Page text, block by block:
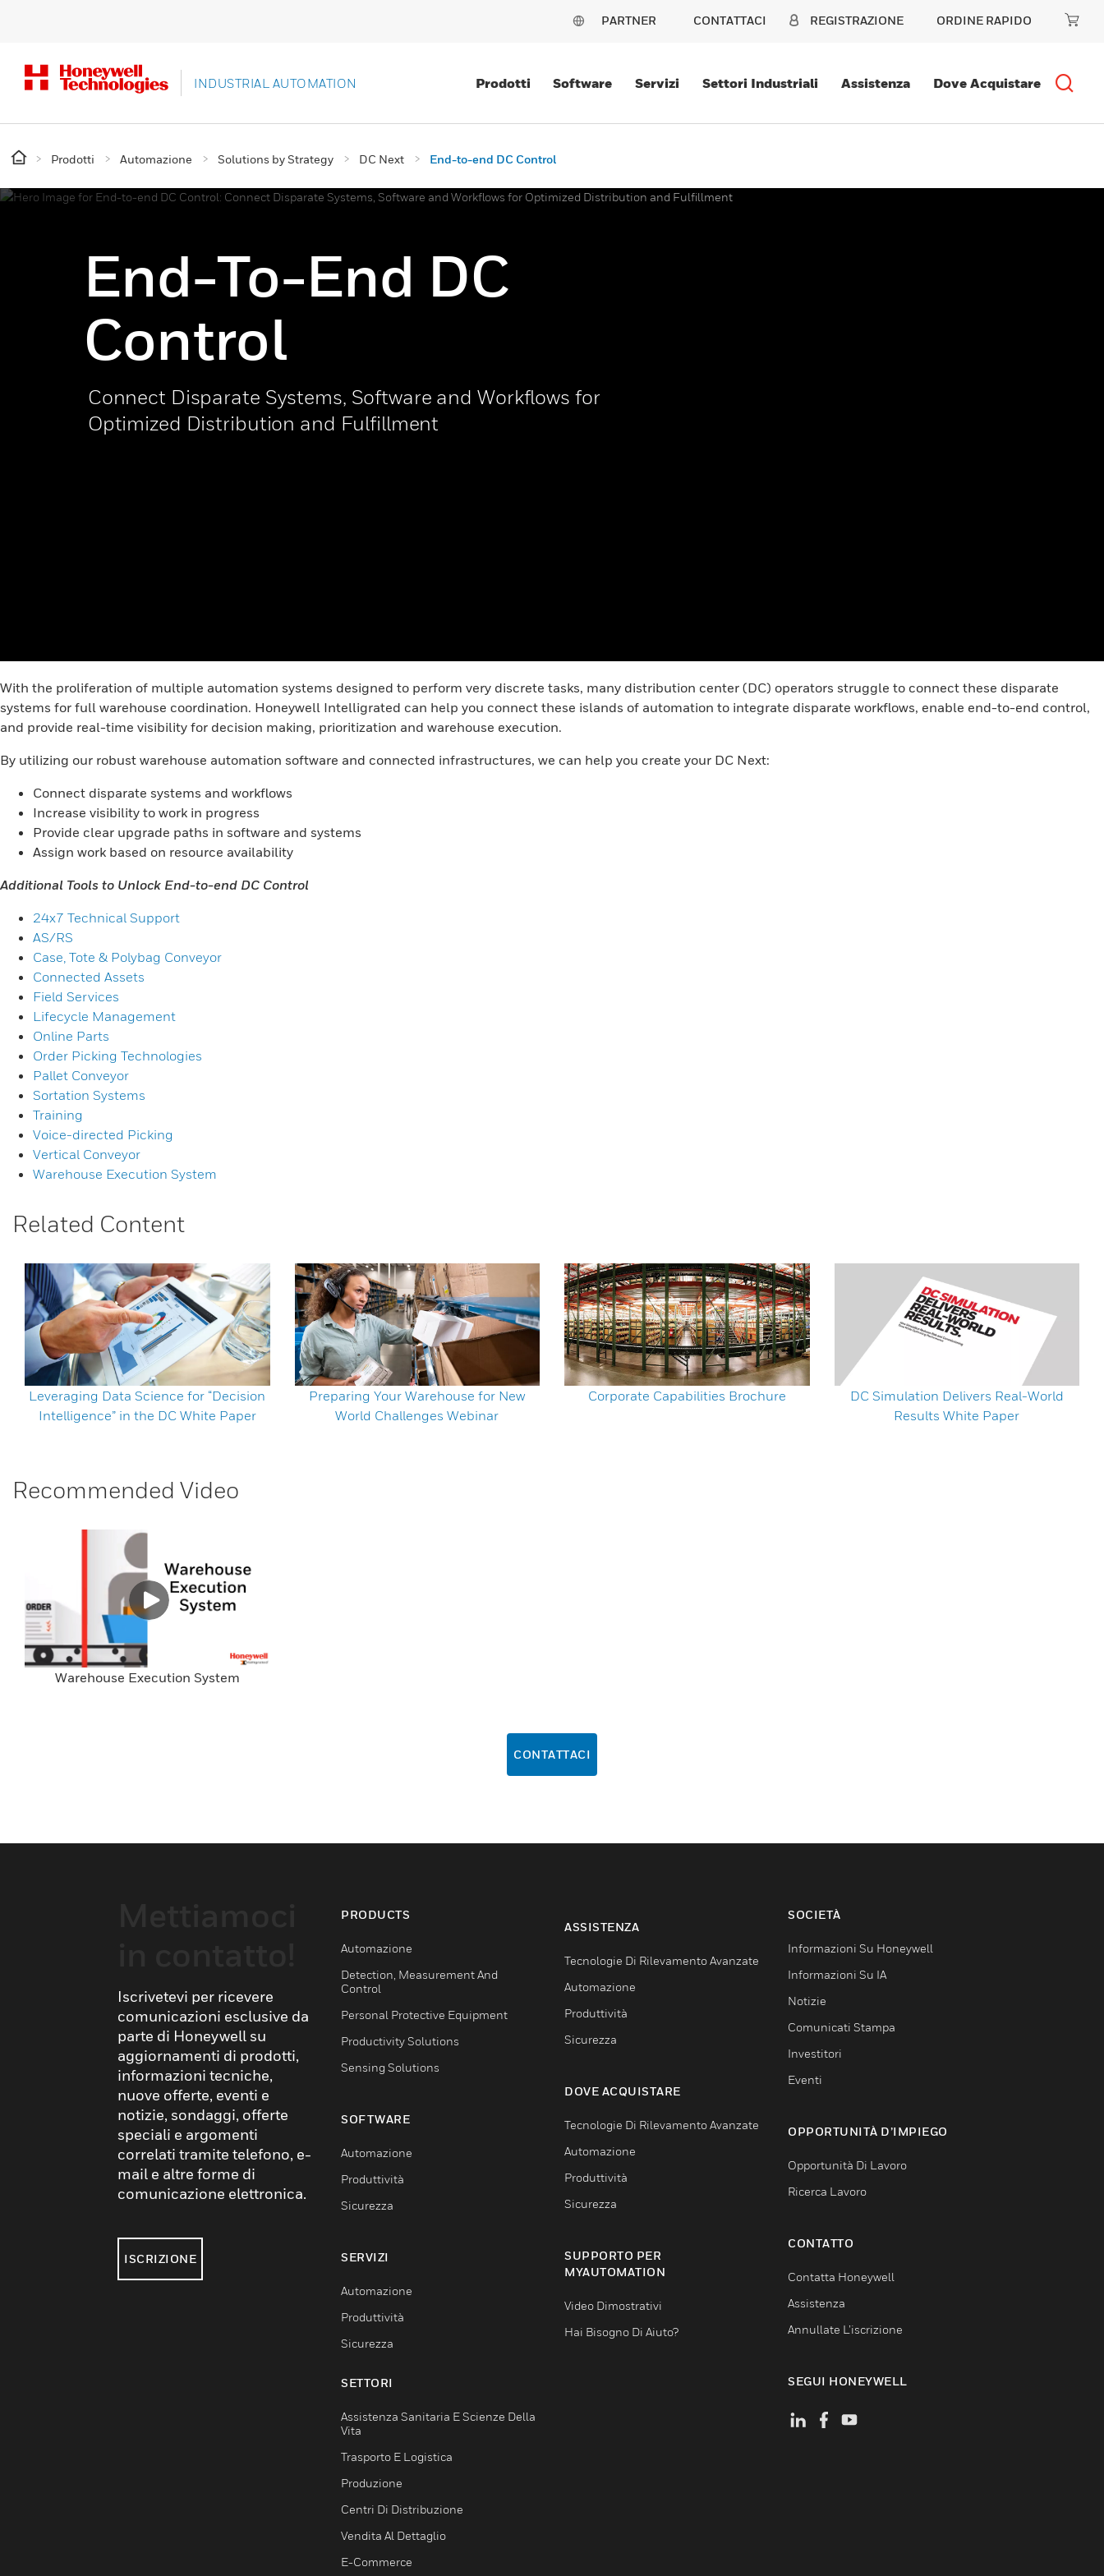
PARTNER CONTATTACI REGISTRAZIONE ORDINE RAPIDO
INDUSTRIAL AUTOMATION Prodotti Software Servizi Settori Industriali Assistenza Dove Acquistare
Prodotti Automazione Solutions by Strategy DC Next End-to-end DC Control
End-To-End DC
Control
Connect Disparate Systems, Software and Workflows for
Optimized Distribution and Fulfillment
With the proliferation of multiple automation systems designed to perform very discrete tasks, many distribution center (DC) operators struggle to connect these disparate
systems for full warehouse coordination. Honeywell Intelligrated can help you connect these islands of automation to integrate disparate workflows, enable end-to-end control,
and provide real-time visibility for decision making, prioritization and warehouse execution.
By utilizing our robust warehouse automation software and connected infrastructures, we can help you create your DC Next:
Connect disparate systems and workflows
Increase visibility to work in progress
Provide clear upgrade paths in software and systems
Assign work based on resource availability
Additional Tools to Unlock End-to-end DC Control
24x7 Technical Support
AS/RS
Case, Tote & Polybag Conveyor
Connected Assets
Field Services
Lifecycle Management
Online Parts
Order Picking Technologies
Pallet Conveyor
Sortation Systems
Training
Voice-directed Picking
Vertical Conveyor
Warehouse Execution System
Related Content
Leveraging Data Science for “Decision
Intelligence” in the DC White Paper
Preparing Your Warehouse for New
World Challenges Webinar
Corporate Capabilities Brochure
DC Simulation Delivers Real-World
Results White Paper
Recommended Video
Warehouse Execution System
CONTATTACI
Iscrivetevi per ricevere
comunicazioni esclusive da
parte di Honeywell su
aggiornamenti di prodotti,
informazioni tecniche,
nuove offerte, eventi e
notizie, sondaggi, offerte
speciali e argomenti
correlati tramite telefono, e-
mail e altre forme di
comunicazione elettronica.
ISCRIZIONE
PRODUCTS
Automazione
Detection, Measurement And
Control
Personal Protective Equipment
Productivity Solutions
Sensing Solutions
SOFTWARE
Automazione
Produttività
Sicurezza
SERVIZI
Automazione
Produttività
Sicurezza
SETTORI
Assistenza Sanitaria E Scienze Della
Vita
Trasporto E Logistica
Produzione
Centri Di Distribuzione
Vendita Al Dettaglio
E-Commerce
ASSISTENZA
Tecnologie Di Rilevamento Avanzate
Automazione
Produttività
Sicurezza
DOVE ACQUISTARE
Tecnologie Di Rilevamento Avanzate
Automazione
Produttività
Sicurezza
SUPPORTO PER
MYAUTOMATION
Video Dimostrativi
Hai Bisogno Di Aiuto?
SOCIETÀ
Informazioni Su Honeywell
Informazioni Su IA
Notizie
Comunicati Stampa
Investitori
Eventi
OPPORTUNITÀ D’IMPIEGO
Opportunità Di Lavoro
Ricerca Lavoro
CONTATTO
Contatta Honeywell
Assistenza
Annullate L’iscrizione
SEGUI HONEYWELL